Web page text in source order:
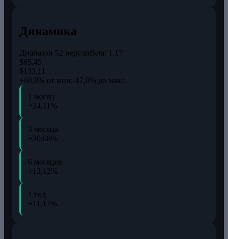
Динамика
Диапазон 52 неделиBeta: 1,17
$65,45
$133,11
+68,8% от мин.-17,0% до макс.
1 месяц
+24,11%
3 месяца
+30,68%
6 месяцев
+13,12%
1 год
+11,17%